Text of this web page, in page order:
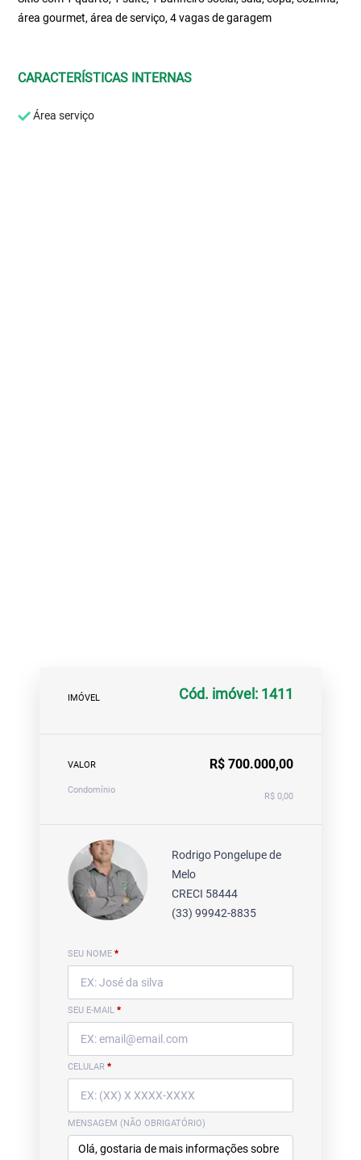
área gourmet, área de serviço, 4 vagas de garagem
CARACTERÍSTICAS INTERNAS
Área serviço
IMÓVEL Cód. imóvel: 1411
VALOR R$ 700.000,00
Condomínio
R$ 0,00
Rodrigo Pongelupe de
Melo
CRECI 58444
(33) 99942-8835
SEU NOME *
SEU E-MAIL *
CELULAR *
MENSAGEM (NÃO OBRIGATÓRIO)